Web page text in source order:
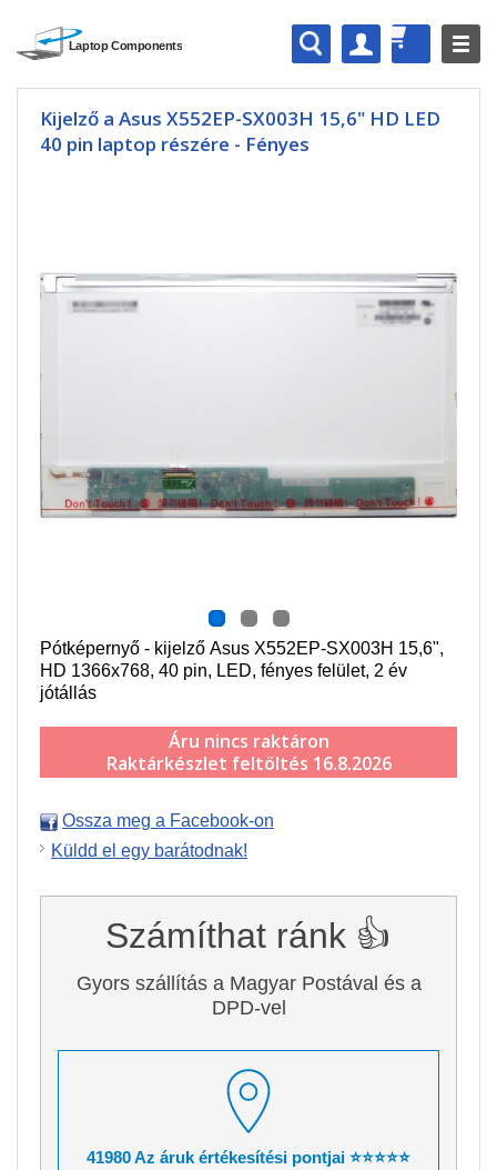
Kijelző a Asus X552EP-SX003H 15,6" HD LED
40 pin laptop részére - Fényes
Pótképernyő - kijelző Asus X552EP-SX003H 15,6",
HD 1366x768, 40 pin, LED, fényes felület, 2 év
jótállás
Áru nincs raktáron
Raktárkészlet feltöltés 16.8.2026
Ossza meg a Facebook-on
Küldd el egy barátodnak!
Számíthat ránk 👍
Gyors szállítás a Magyar Postával és a
DPD-vel
41980 Az áruk értékesítési pontjai ⭐⭐⭐⭐⭐